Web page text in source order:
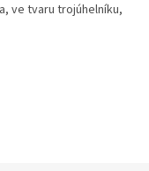
ve tvaru trojúhelníku,